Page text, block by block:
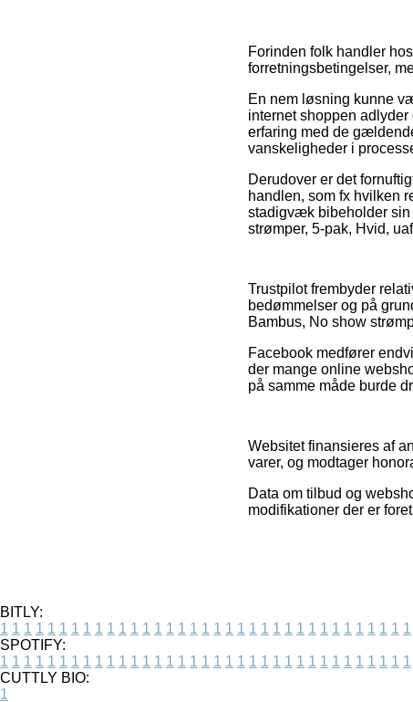
Forinden folk handler
forretningsbetingelser,
En nem løsning kunne
internet shoppen
erfaring med de
vanskeligheder i
Derudover er det
handlen, som fx hvilken
stadigvæk bibeholder sin
strømper, 5-pak, Hvid,
Trustpilot frembyder
bedømmelser og på
Bambus, No show
Facebook medfører
der mange online
på samme måde burde
Websitet finansieres af
varer, og modtager
Data om tilbud og
modifikationer der er
BITLY:
1 1 1 1 1 1 1 1 1 1 1 1 1 1 1 1 1 1 1 1 1 1 1 1 1 1 1 1 1 1 1 1 1 1 1
SPOTIFY:
1 1 1 1 1 1 1 1 1 1 1 1 1 1 1 1 1 1 1 1 1 1 1 1 1 1 1 1 1 1 1 1 1 1 1
CUTTLY BIO:
1